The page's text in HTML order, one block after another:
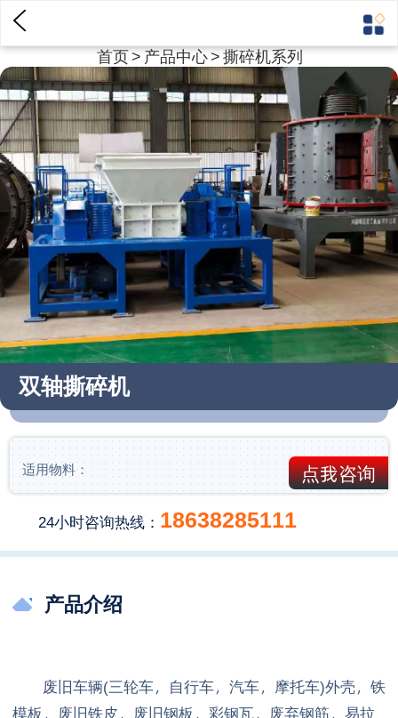
首页>产品中心>撕碎机系列
双轴撕碎机
点我咨询
适用物料：
24小时咨询热线： 18638285111
产品介绍
废旧车辆(三轮车，自行车，汽车，摩托车)外壳，铁
模板，废旧铁皮，废旧钢板，彩钢瓦，废弃钢筋，易拉